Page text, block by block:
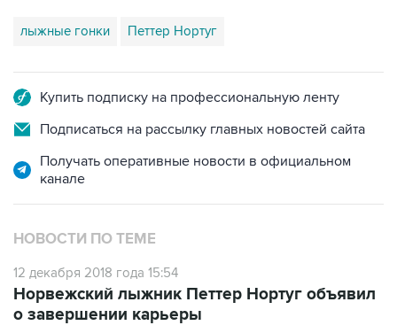
лыжные гонки Петтер Нортуг
Купить подписку на профессиональную ленту
Подписаться на рассылку главных новостей сайта
Получать оперативные новости в официальном
канале
НОВОСТИ ПО ТЕМЕ
12 декабря 2018 года 15:54
Норвежский лыжник Петтер Нортуг объявил
о завершении карьеры